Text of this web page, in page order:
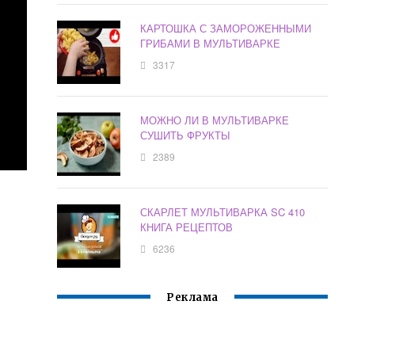
КАРТОШКА С ЗАМОРОЖЕННЫМИ
ГРИБАМИ В МУЛЬТИВАРКЕ
3317
МОЖНО ЛИ В МУЛЬТИВАРКЕ
СУШИТЬ ФРУКТЫ
2389
СКАРЛЕТ МУЛЬТИВАРКА SC 410
КНИГА РЕЦЕПТОВ
6236
Реклама